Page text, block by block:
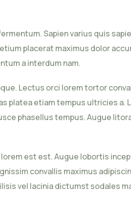
Sapien varius quis
placerat maximus dolor
a interdum nam.
Lectus orci lorem tortor
platea etiam tempus ultricies
phasellus tempus. Augue
est est. Augue lobortis
convallis maximus
vel lacinia dictumst sodales